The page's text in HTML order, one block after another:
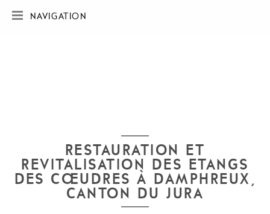
NAVIGATION
CONTACT
RESTAURATION ET
REVITALISATION DES ETANGS
DES COEUDRES À DAMPHREUX,
CANTON DU JURA